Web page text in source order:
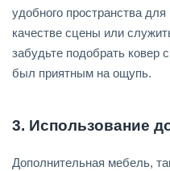
удобного пространства
качестве сцены или
забудьте подобрать ковер
был приятным на ощупь.
3. Использование
Дополнительная мебель,